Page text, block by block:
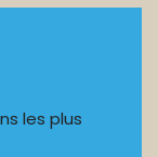
les plus